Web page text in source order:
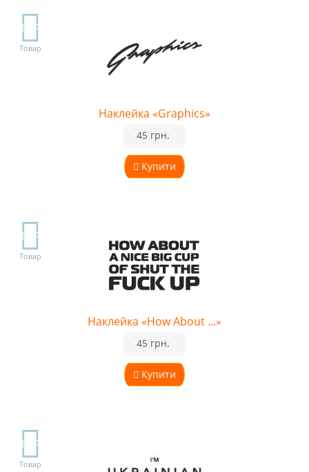
TOP
Товар
Наклейка «Graphics»
Купити
45 грн.
TOP
Товар
Наклейка «How About ...»
Купити
45 грн.
TOP
Товар